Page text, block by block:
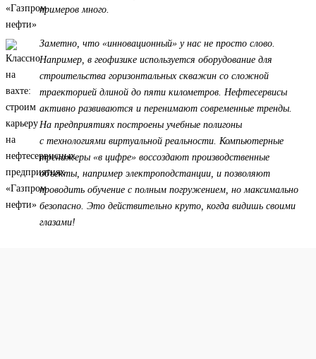
примеров много.
Заметно, что «инновационный» у нас не просто слово.
Например, в геофизике используется оборудование для
строительства горизонтальных скважин со сложной
траекторией длиной до пяти километров. Нефтесервисы
активно развиваются и перенимают современные тренды.
На предприятиях построены учебные полигоны
с технологиями виртуальной реальности. Компьютерные
тренажеры «в цифре» воссоздают производственные
объекты, например электроподстанции, и позволяют
проводить обучение с полным погружением, но максимально
безопасно. Это действительно круто, когда видишь своими
глазами!